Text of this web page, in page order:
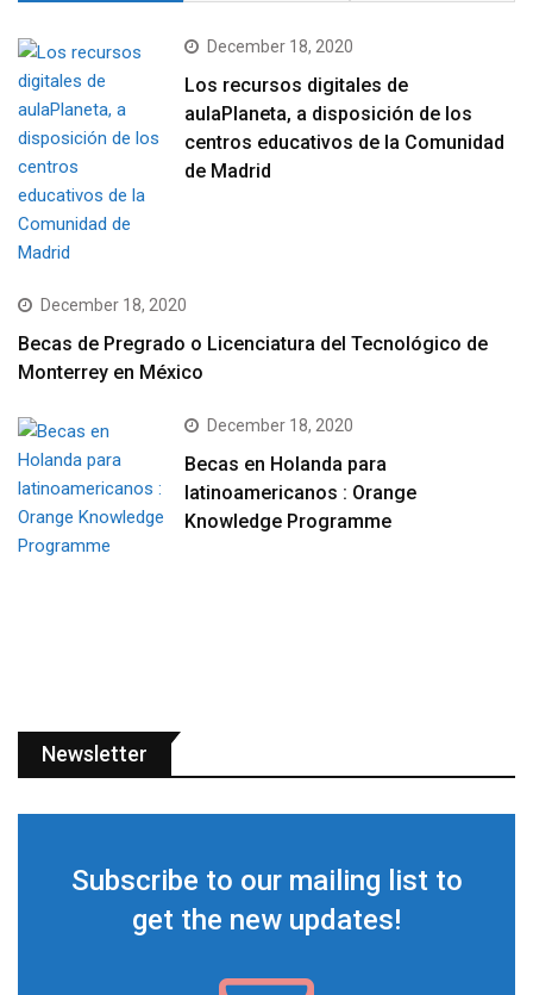
December 18, 2020
Los recursos digitales de
aulaPlaneta, a disposición de los
centros educativos de la Comunidad
de Madrid
December 18, 2020
Becas de Pregrado o Licenciatura del Tecnológico de
Monterrey en México
December 18, 2020
Becas en Holanda para
latinoamericanos : Orange
Knowledge Programme
Newsletter
Subscribe to our mailing list to
get the new updates!